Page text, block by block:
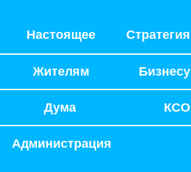
Настоящее Стратегия
Жителям Бизнесу
КСО
Дума
Администрация